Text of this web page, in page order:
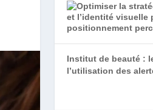
Institut de beauté :
l’utilisation des